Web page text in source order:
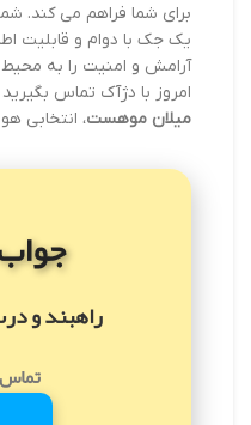
برای شما فراهم می کند.
یک جک با دوام و قابلیت
آرامش و امنیت را به
امروز با دژآک تماس
میلان موهست، انتخابی
راهبند و